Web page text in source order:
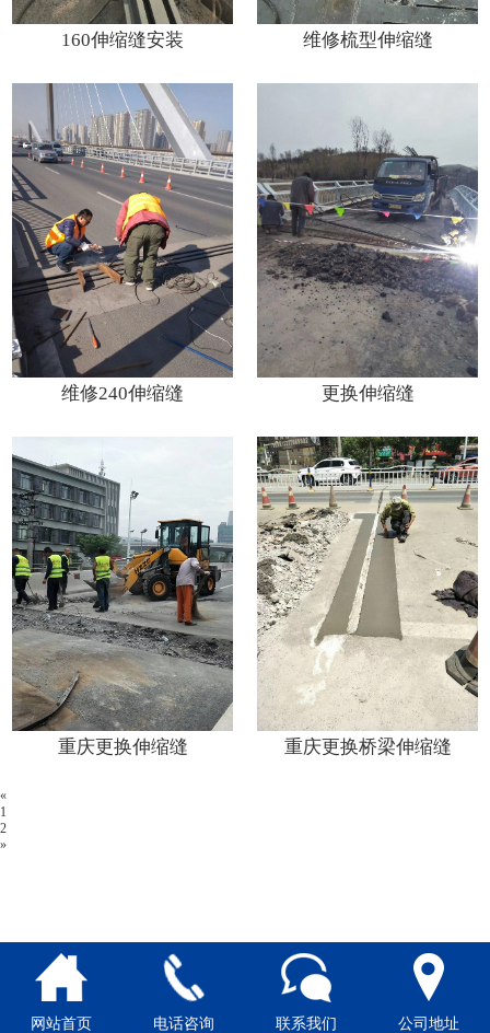
160伸缩缝安装 维修梳型伸缩缝
维修240伸缩缝 更换伸缩缝
重庆更换伸缩缝 重庆更换桥梁伸缩缝
«
1
2
»
网站首页 电话咨询 联系我们 公司地址